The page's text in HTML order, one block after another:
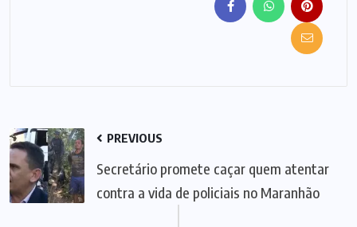
PREVIOUS
Secretário promete caçar quem atentar
contra a vida de policiais no Maranhão